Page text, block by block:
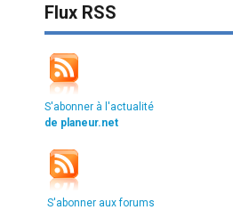
Flux RSS
S'abonner à l'actualité
de planeur.net
S'abonner aux forums